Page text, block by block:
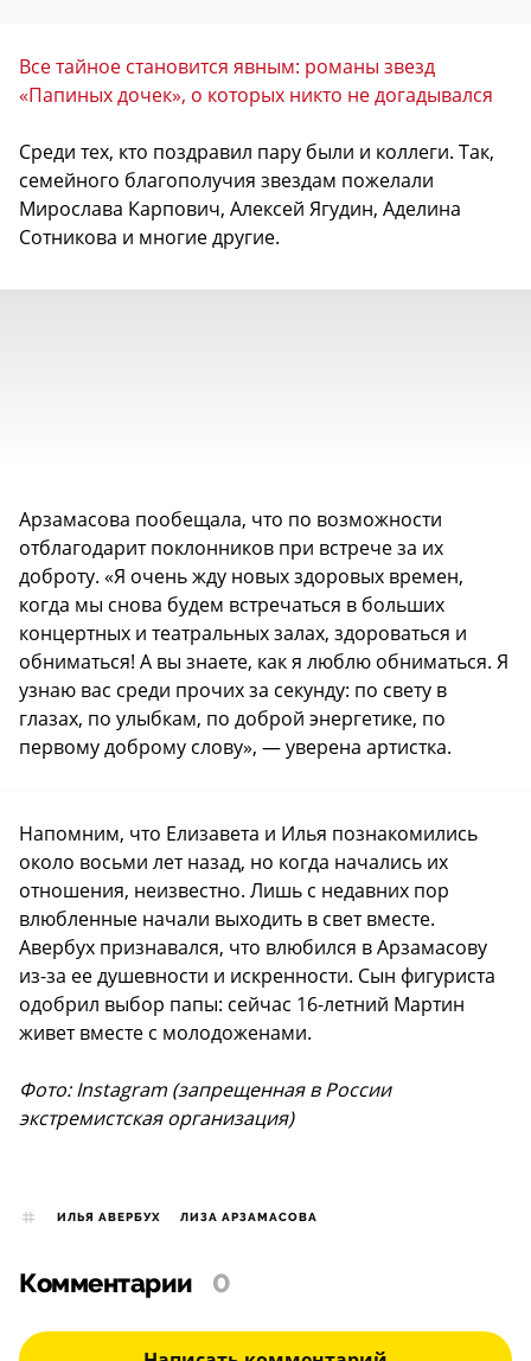
Все тайное становится явным: романы звезд
«Папиных дочек», о которых никто не догадывался
Среди тех, кто поздравил пару были и коллеги. Так,
семейного благополучия звездам пожелали
Мирослава Карпович, Алексей Ягудин, Аделина
Сотникова и многие другие.
Арзамасова пообещала, что по возможности
отблагодарит поклонников при встрече за их
доброту. «Я очень жду новых здоровых времен,
когда мы снова будем встречаться в больших
концертных и театральных залах, здороваться и
обниматься! А вы знаете, как я люблю обниматься. Я
узнаю вас среди прочих за секунду: по свету в
глазах, по улыбкам, по доброй энергетике, по
первому доброму слову», — уверена артистка.
Напомним, что Елизавета и Илья познакомились
около восьми лет назад, но когда начались их
отношения, неизвестно. Лишь с недавних пор
влюбленные начали выходить в свет вместе.
Авербух признавался, что влюбился в Арзамасову
из-за ее душевности и искренности. Сын фигуриста
одобрил выбор папы: сейчас 16-летний Мартин
живет вместе с молодоженами.
Фото: Instagram (запрещенная в России
экстремистская организация)
ИЛЬЯ АВЕРБУХ ЛИЗА АРЗАМАСОВА
Комментарии 0